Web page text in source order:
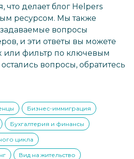
что делает блог Helpers
ресурсом. Мы также
вопросы
и эти ответы вы можете
или фильтр по ключевым
вопросы, обратитесь
Бизнес-иммиграция
Бухгалтерия и финансы
цикла
Вид на жительство